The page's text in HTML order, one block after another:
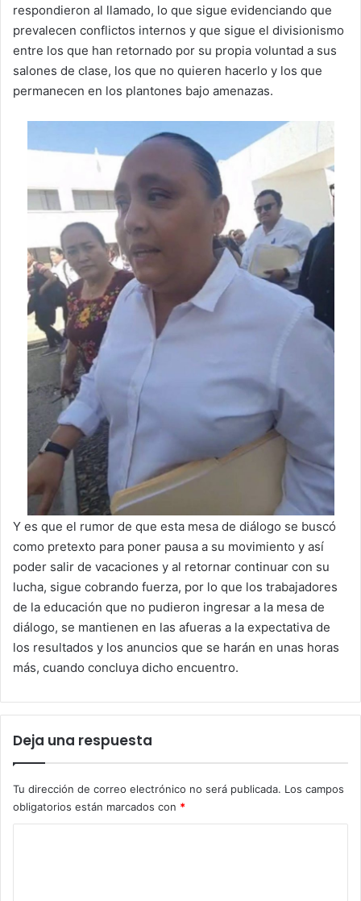
respondieron al llamado, lo que sigue evidenciando que
prevalecen conflictos internos y que sigue el divisionismo
entre los que han retornado por su propia voluntad a sus
salones de clase, los que no quieren hacerlo y los que
permanecen en los plantones bajo amenazas.
Y es que el rumor de que esta mesa de diálogo se buscó
como pretexto para poner pausa a su movimiento y así
poder salir de vacaciones y al retornar continuar con su
lucha, sigue cobrando fuerza, por lo que los trabajadores
de la educación que no pudieron ingresar a la mesa de
diálogo, se mantienen en las afueras a la expectativa de
los resultados y los anuncios que se harán en unas horas
más, cuando concluya dicho encuentro.
Deja una respuesta
Tu dirección de correo electrónico no será publicada. Los campos
obligatorios están marcados con *